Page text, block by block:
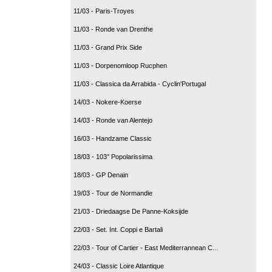
11/03 - Paris-Troyes
11/03 - Ronde van Drenthe
11/03 - Grand Prix Side
11/03 - Dorpenomloop Rucphen
11/03 - Classica da Arrabida - Cyclin'Portugal
14/03 - Nokere-Koerse
14/03 - Ronde van Alentejo
16/03 - Handzame Classic
18/03 - 103° Popolarissima
18/03 - GP Denain
19/03 - Tour de Normandie
21/03 - Driedaagse De Panne-Koksijde
22/03 - Set. Int. Coppi e Bartali
22/03 - Tour of Cartier - East Mediterrannean C...
24/03 - Classic Loire Atlantique